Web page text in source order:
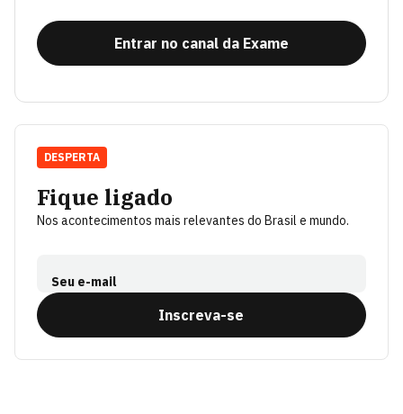
Entrar no canal da Exame
Fique ligado
Nos acontecimentos mais relevantes do Brasil e mundo.
Seu e-mail
Inscreva-se
DESPERTA